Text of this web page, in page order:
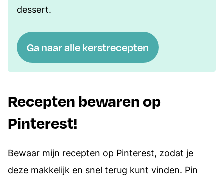
dessert.
Ga naar alle kerstrecepten
Recepten bewaren op
Pinterest!
Bewaar mijn recepten op Pinterest, zodat je
deze makkelijk en snel terug kunt vinden. Pin